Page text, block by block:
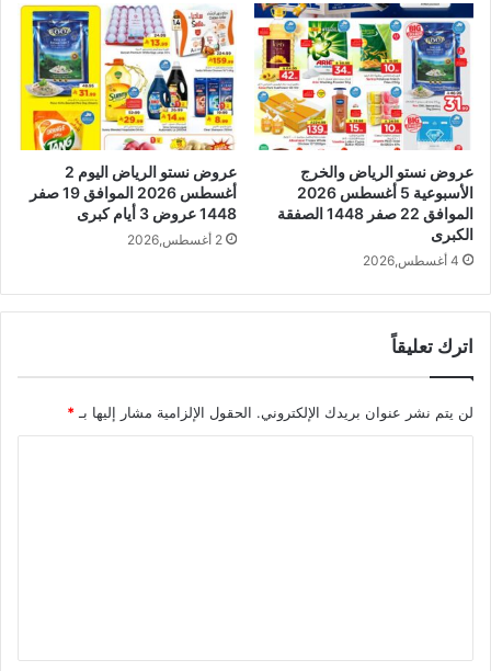
عروض نستو الرياض والخرج
الأسبوعية 5 أغسطس 2026
الموافق 22 صفر 1448 الصفقة
الكبرى
4 أغسطس,2026
عروض نستو الرياض اليوم 2
أغسطس 2026 الموافق 19 صفر
1448 عروض 3 أيام كبرى
2 أغسطس,2026
اترك تعليقاً
لن يتم نشر عنوان بريدك الإلكتروني. الحقول الإلزامية مشار إليها بـ *